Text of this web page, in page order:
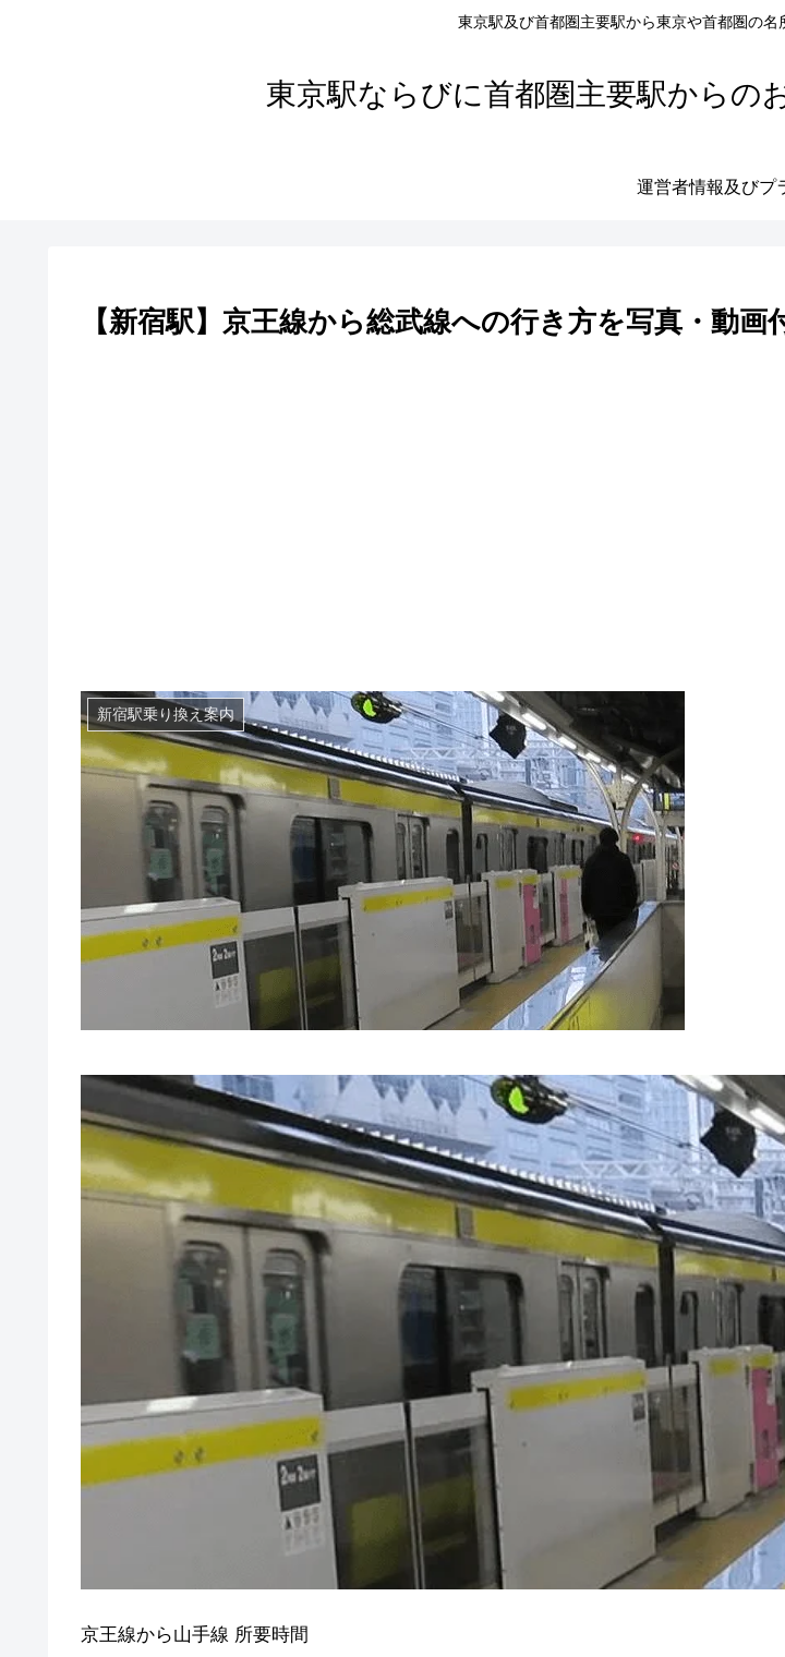
東京駅及び首都圏主要駅から東京や首都圏の
東京駅ならびに首都圏主要駅からの
【新宿駅】京王線から総武線への行き方を写真・動画
新宿駅乗り換え案内
京王線から山手線 所要時間